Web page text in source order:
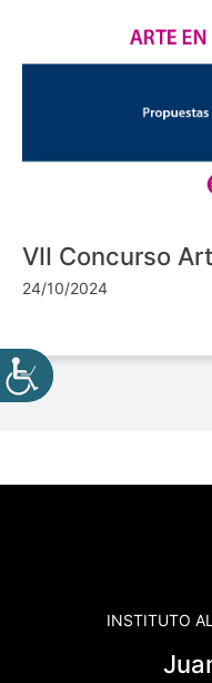
VII Concurso
24/10/2024
INSTITUTO